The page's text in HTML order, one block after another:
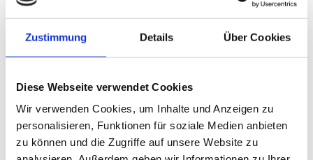
Zustimmung Details Über Cookies
Diese Webseite verwendet Cookies
Wir verwenden Cookies, um Inhalte und Anzeigen zu
personalisieren, Funktionen für soziale Medien anbieten
zu können und die Zugriffe auf unsere Website zu
Konsequent verfolgen wir das Ziel, Sie – als unsere Kundin,
mit Ihrem Anspruch an Ästhetik, Qualität, Passform und
Preis glücklich zu machen und zu jeder Gelegenheit gut
Hochwertige Verarbeitung sowie eine verlässliche
unterstreichen unseren Anspruch an eine zeitgemäße und
europäischen Stoffen.
Unsere Hosen werden durch modische Röcke, Blusen, Shirts,
Pullovern sowie Blazern optimal ergänzt – für einen
stimmigen Gesamtlook.